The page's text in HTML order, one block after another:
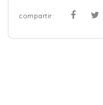
compartir: